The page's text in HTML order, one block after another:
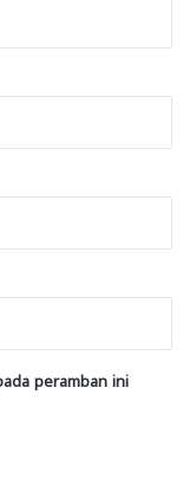
peramban ini